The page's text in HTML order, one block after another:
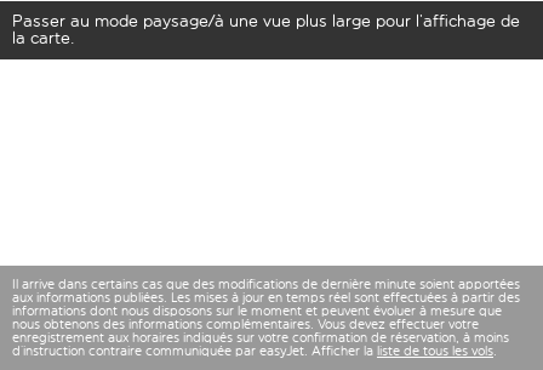
Passer au mode paysage/à une vue plus large pour l’affichage de
la carte.
Il arrive dans certains cas que des modifications de dernière minute soient apportées
aux informations publiées. Les mises à jour en temps réel sont effectuées à partir des
informations dont nous disposons sur le moment et peuvent évoluer à mesure que
nous obtenons des informations complémentaires. Vous devez effectuer votre
enregistrement aux horaires indiqués sur votre confirmation de réservation, à moins
d’instruction contraire communiquée par easyJet. Afficher la liste de tous les vols.